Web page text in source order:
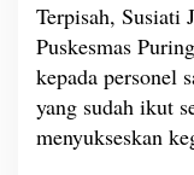
Terpisah, Susiati
Puskesmas
kepada personel
yang sudah ikut
menyukseskan